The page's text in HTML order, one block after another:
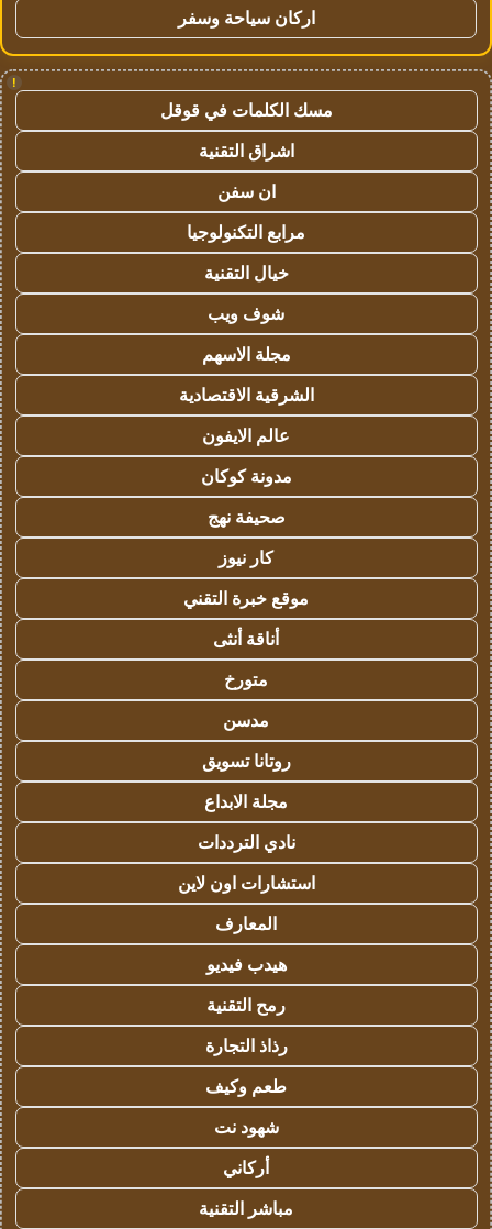
اركان سياحة وسفر
!
مسك الكلمات في قوقل
اشراق التقنية
ان سفن
مرابع التكنولوجيا
خيال التقنية
شوف ويب
مجلة الاسهم
الشرقية الاقتصادية
عالم الايفون
مدونة كوكان
صحيفة نهج
كار نيوز
موقع خبرة التقني
أناقة أنثى
متورخ
مدسن
روتانا تسويق
مجلة الابداع
نادي الترددات
استشارات اون لاين
المعارف
هيدب فيديو
رمح التقنية
رذاذ التجارة
طعم وكيف
شهود نت
أركاني
مباشر التقنية